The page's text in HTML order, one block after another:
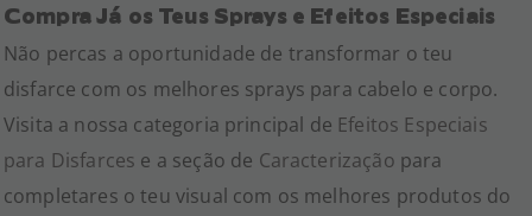
Compra Já os Teus Sprays e Efeitos Especiais
Não percas a oportunidade de transformar o teu
disfarce com os melhores sprays para cabelo e corpo.
Visita a nossa categoria principal de Efeitos Especiais
para Disfarces e a seção de Caracterização para
completares o teu visual com os melhores produtos do